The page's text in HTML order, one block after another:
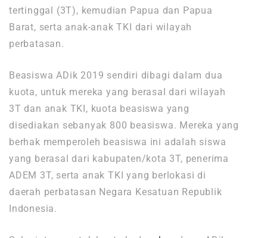
tertinggal (3T), kemudian Papua dan Papua
Barat, serta anak-anak TKI dari wilayah
perbatasan.
Beasiswa ADik 2019 sendiri dibagi dalam dua
kuota, untuk mereka yang berasal dari wilayah
3T dan anak TKI, kuota beasiswa yang
disediakan sebanyak 800 beasiswa. Mereka yang
berhak memperoleh beasiswa ini adalah siswa
yang berasal dari kabupaten/kota 3T, penerima
ADEM 3T, serta anak TKI yang berlokasi di
daerah perbatasan Negara Kesatuan Republik
Indonesia.